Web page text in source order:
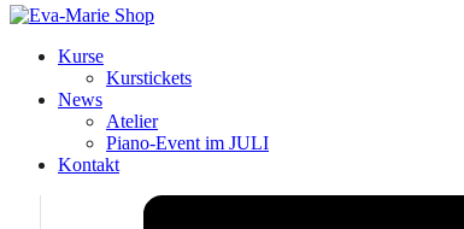
Kurse
Kurstickets
News
Atelier
Piano-Event im JULI
Kontakt